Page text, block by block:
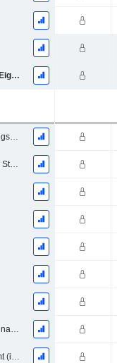
Gesamtverbindlichkeiten und Eigenkapital
Gesamtzahl der am Einreichungsdatum ausstehenden Aktien
Gesamtzahl der ausstehenden Stammaktien
Schuldenäquivalent der nicht finanzierten projizierten Leistungspflicht
Minderheitsbeteiligung, Gesamt (inkl. Fin. Div.)